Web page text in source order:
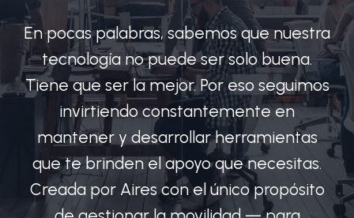
En pocas palabras, sabemos que nuestra
tecnología no puede ser solo buena.
Tiene que ser la mejor. Por eso seguimos
invirtiendo constantemente en
mantener y desarrollar herramientas
que te brinden el apoyo que necesitas.
Creada por Aires con el único propósito